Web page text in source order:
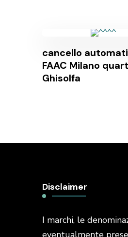
cancello
FAAC Milano
Ghisolfa
Disclaimer
I marchi, le
eventualmente